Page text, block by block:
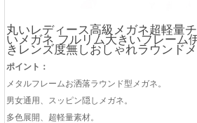
丸いレディース高級メガネ超軽量
いメガネ フルリム大きいフレーム
きレンズ度無しおしゃれラウンド
ポイント：
メタルフレームお洒落ラウンド型メガネ。
男女通用、スッピン隠しメガネ。
多色展開、超軽量素材。